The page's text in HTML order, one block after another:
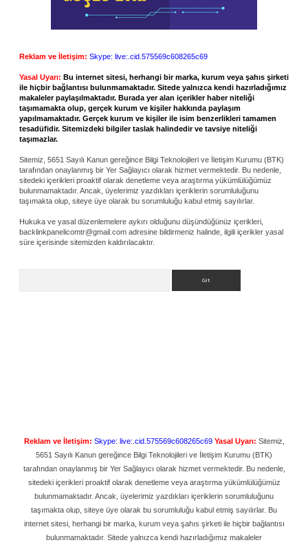
Reklam ve İletişim: Skype: live:.cid.575569c608265c69
Yasal Uyarı: Bu internet sitesi, herhangi bir marka, kurum veya şahıs şirketi
ile hiçbir bağlantısı bulunmamaktadır. Sitede yalnızca kendi hazırladığımız
makaleler paylaşılmaktadır. Burada yer alan içerikler haber niteliği
taşımamakta olup, gerçek kurum ve kişiler hakkında paylaşım
yapılmamaktadır. Gerçek kurum ve kişiler ile isim benzerlikleri tamamen
tesadüfidir. Sitemizdeki bilgiler taslak halindedir ve tavsiye niteliği
taşımazlar.
Sitemiz, 5651 Sayılı Kanun gereğince Bilgi Teknolojileri ve İletişim Kurumu (BTK)
tarafından onaylanmış bir Yer Sağlayıcı olarak hizmet vermektedir. Bu nedenle,
sitedeki içerikleri proaktif olarak denetleme veya araştırma yükümlülüğümüz
bulunmamaktadır. Ancak, üyelerimiz yazdıkları içeriklerin sorumluluğunu
taşımakta olup, siteye üye olarak bu sorumluluğu kabul etmiş sayılırlar.
Hukuka ve yasal düzenlemelere aykırı olduğunu düşündüğünüz içerikleri,
backlinkpanelicomtr@gmail.com adresine bildirmeniz halinde, ilgili içerikler yasal
süre içerisinde sitemizden kaldırılacaktır.
Reklam ve İletişim: Skype: live:.cid.575569c608265c69 Yasal Uyarı: Sitemiz,
5651 Sayılı Kanun gereğince Bilgi Teknolojileri ve İletişim Kurumu (BTK)
tarafından onaylanmış bir Yer Sağlayıcı olarak hizmet vermektedir. Bu nedenle,
sitedeki içerikleri proaktif olarak denetleme veya araştırma yükümlülüğümüz
bulunmamaktadır. Ancak, üyelerimiz yazdıkları içeriklerin sorumluluğunu
taşımakta olup, siteye üye olarak bu sorumluluğu kabul etmiş sayılırlar. Bu
internet sitesi, herhangi bir marka, kurum veya şahıs şirketi ile hiçbir bağlantısı
bulunmamaktadır. Sitede yalnızca kendi hazırladığımız makaleler